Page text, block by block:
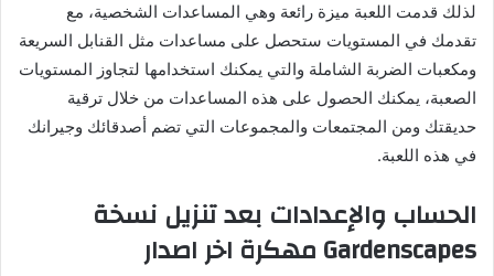
لذلك قدمت اللعبة ميزة رائعة وهي المساعدات الشخصية، مع
تقدمك في المستويات ستحصل على مساعدات مثل القنابل السريعة
ومكعبات الضربة الشاملة والتي يمكنك استخدامها لتجاوز المستويات
الصعبة، يمكنك الحصول على هذه المساعدات من خلال ترقية
حديقتك ومن المجتمعات والمجموعات التي تضم أصدقائك وجيرانك
في هذه اللعبة.
الحساب والإعدادات بعد تنزيل نسخة
Gardenscapes مهكرة اخر اصدار